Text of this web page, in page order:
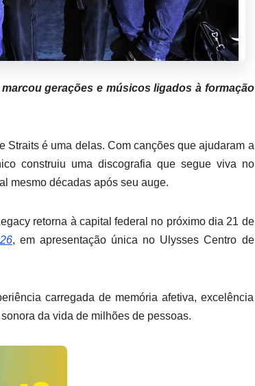
gerações e músicos ligados à formação
Straits é uma delas. Com canções que ajudaram a
construiu uma discografia que segue viva no
mesmo décadas após seu auge.
retorna à capital federal no próximo dia 21 de
, em apresentação única no Ulysses Centro de
carregada de memória afetiva, excelência
da vida de milhões de pessoas.